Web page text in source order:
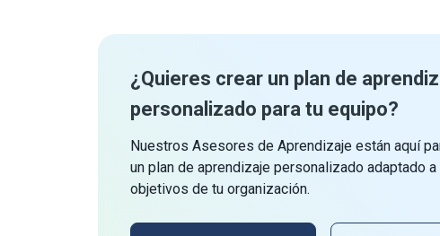
¿Quieres crear un plan de
personalizado para tu equipo?
Nuestros Asesores de Aprendizaje están aquí
un plan de aprendizaje personalizado adaptado
objetivos de tu organización.